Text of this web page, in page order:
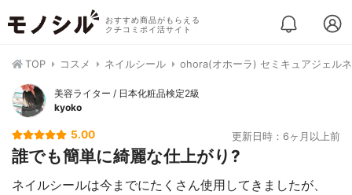
おすすめ商品がもらえる
クチコミポイ活サイト
TOP コスメ ネイルシール ohora(オホーラ) セミキュアジェル
美容ライター / 日本化粧品検定2級
kyoko
5.00 更新日時：6ヶ月以上前
誰でも簡単に綺麗な仕上がり?
ネイルシールは今までにたくさん使用してきましたが、